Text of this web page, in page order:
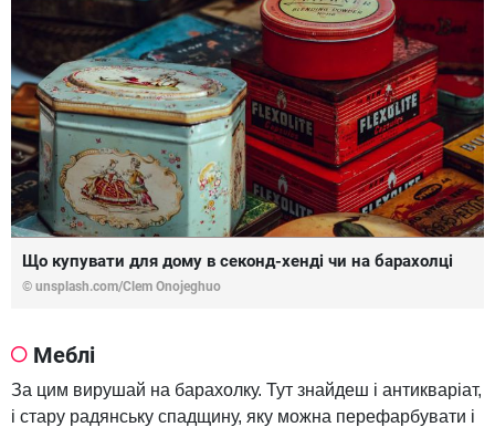
Що купувати для дому в секонд-хенді чи на барахолці
© unsplash.com/Сlem Onojeghuo
Меблі
За цим вирушай на барахолку. Тут знайдеш і антикваріат,
і стару радянську спадщину, яку можна перефарбувати і